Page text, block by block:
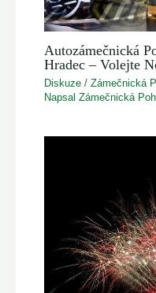
Autozámečnická
Hradec – Volejte
Diskuze /Zámečnická
NapsalZámečnická